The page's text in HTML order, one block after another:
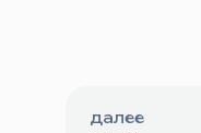
всего мира в
далее